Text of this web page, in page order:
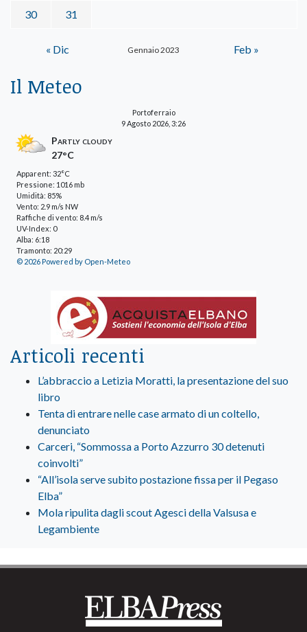
Gennaio 2023
30 31
« Dic Feb »
Il Meteo
Portoferraio
9 Agosto 2026, 3:26
Partly cloudy
27°C
Apparent: 32°C
Pressione: 1016 mb
Umidità: 85%
Vento: 2.9 m/s NW
Raffiche di vento: 8.4 m/s
UV-Index: 0
Alba: 6:18
Tramonto: 20:29
© 2026 Powered by Open-Meteo
Articoli recenti
L’abbraccio a Letizia Moratti, la presentazione del suo
libro
Tenta di entrare nelle case armato di un coltello,
denunciato
Carceri, “Sommossa a Porto Azzurro 30 detenuti
coinvolti”
“All’isola serve subito postazione fissa per il Pegaso
Elba”
Mola ripulita dagli scout Agesci della Valsusa e
Legambiente